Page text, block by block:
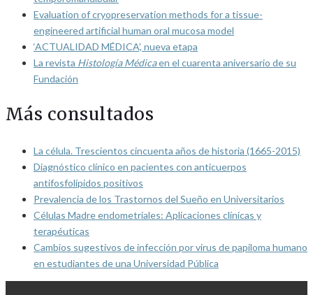
Evaluation of cryopreservation methods for a tissue-
engineered artificial human oral mucosa model
‘ACTUALIDAD MÉDICA’, nueva etapa
La revista Histología Médicaen el cuarenta aniversario de su
Fundación
Más consultados
La célula. Trescientos cincuenta años de historia (1665-2015)
Diagnóstico clínico en pacientes con anticuerpos
antifosfolípidos positivos
Prevalencia de los Trastornos del Sueño en Universitarios
Células Madre endometriales: Aplicaciones clínicas y
terapéuticas
Cambios sugestivos de infección por virus de papiloma humano
en estudiantes de una Universidad Pública